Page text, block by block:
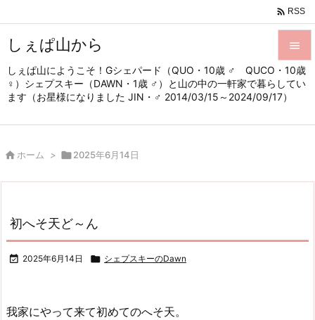
しぇぱ山から
しぇぱ山にようこそ！Gシェパード（QUO・10歳 ♂ QUCO・10歳
♀）シェプスキー（DAWN・1歳 ♂）と山の中の一軒家で暮らしてい
ます（お星様になりました JIN・♂ 2014/03/15～2024/09/17）


メニュ
サイド

 RSS
 ホーム > 2025年6月14日
初へそ天ど～ん
 2025年6月14日  シェプスキーのDawn
我家にやって来て初めてのへそ天。